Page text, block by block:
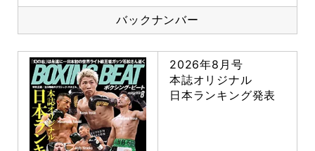
バックナンバー
2026年8月号
本誌オリジナル
日本ランキング発表